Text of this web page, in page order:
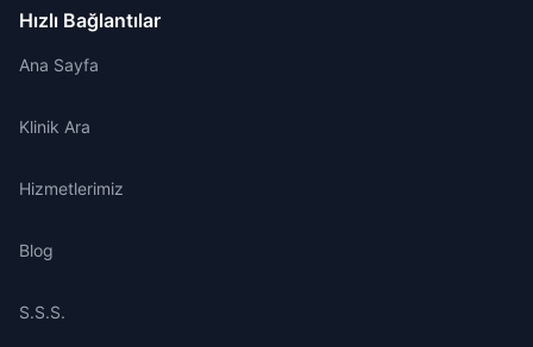
Hızlı Bağlantılar
Ana Sayfa
Klinik Ara
Hizmetlerimiz
Blog
S.S.S.